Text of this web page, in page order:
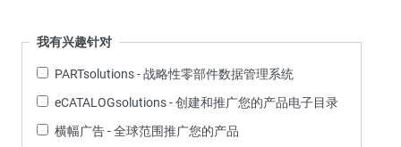
我有兴趣针对
PARTsolutions - 战略性零部件数据管理系统
eCATALOGsolutions - 创建和推广您的产品电子目录
横幅广告 - 全球范围推广您的产品